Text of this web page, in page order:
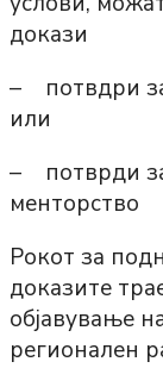
докази
– потвдри
или
– потврди
менторство
Рокот за
доказите
објавување
регионален